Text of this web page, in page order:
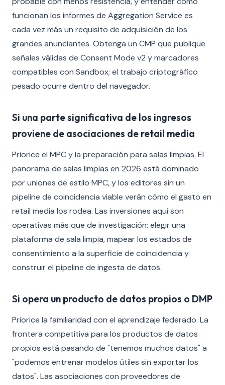
funcionan los informes de Aggregation Service es
cada vez más un requisito de adquisición de los
grandes anunciantes. Obtenga un CMP que publique
señales válidas de Consent Mode v2 y marcadores
compatibles con Sandbox; el trabajo criptográfico
pesado ocurre dentro del navegador.
Si una parte significativa de los ingresos
proviene de asociaciones de retail media
Priorice el MPC y la preparación para salas limpias. El
panorama de salas limpias en 2026 está dominado
por uniones de estilo MPC, y los editores sin un
pipeline de coincidencia viable verán cómo el gasto en
retail media los rodea. Las inversiones aquí son
operativas más que de investigación: elegir una
plataforma de sala limpia, mapear los estados de
consentimiento a la superficie de coincidencia y
construir el pipeline de ingesta de datos.
Si opera un producto de datos propios o DMP
Priorice la familiaridad con el aprendizaje federado. La
frontera competitiva para los productos de datos
propios está pasando de "tenemos muchos datos" a
"podemos entrenar modelos útiles sin exportar los
datos". Las asociaciones con proveedores de